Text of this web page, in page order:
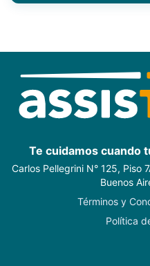
Te cuidamos cuando
Carlos Pellegrini N° 125, Piso
Buenos
Términos y
Política